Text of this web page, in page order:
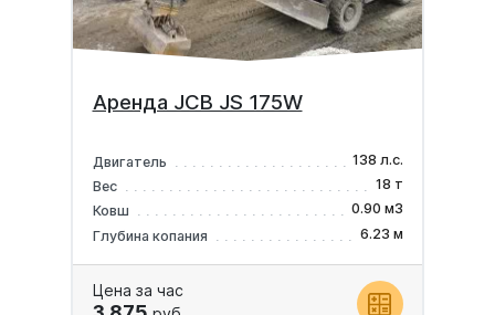
Аренда JCB JS 175W
Двигатель
138 л.с.
Вес
18 т
Ковш
0.90 м3
Глубина копания
6.23 м
Цена за час